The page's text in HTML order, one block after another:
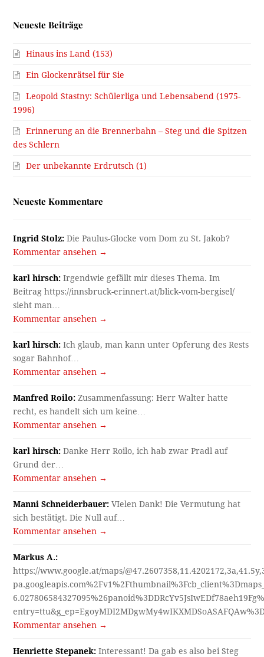
Neueste Beiträge
Hinaus ins Land (153)
Ein Glockenrätsel für Sie
Leopold Stastny: Schülerliga und Lebensabend (1975-
1996)
Erinnerung an die Brennerbahn – Steg und die Spitzen
des Schlern
Der unbekannte Erdrutsch (1)
Neueste Kommentare
Ingrid Stolz: Die Paulus-Glocke vom Dom zu St. Jakob?
Kommentar ansehen →
karl hirsch: Irgendwie gefällt mir dieses Thema. Im
Beitrag https://innsbruck-erinnert.at/blick-vom-bergisel/
sieht man…
Kommentar ansehen →
karl hirsch: Ich glaub, man kann unter Opferung des Rests
sogar Bahnhof…
Kommentar ansehen →
Manfred Roilo: Zusammenfassung: Herr Walter hatte
recht, es handelt sich um keine…
Kommentar ansehen →
karl hirsch: Danke Herr Roilo, ich hab zwar Pradl auf
Grund der…
Kommentar ansehen →
Manni Schneiderbauer: VIelen Dank! Die Vermutung hat
sich bestätigt. Die Null auf…
Kommentar ansehen →
Markus A.:
https://www.google.at/maps/
Kommentar ansehen →
Henriette Stepanek: Interessant! Da gab es also bei Steg